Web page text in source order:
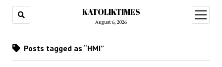
KATOLIKTIMES
August 6, 2026
open
menu
Posts tagged as “HMI”